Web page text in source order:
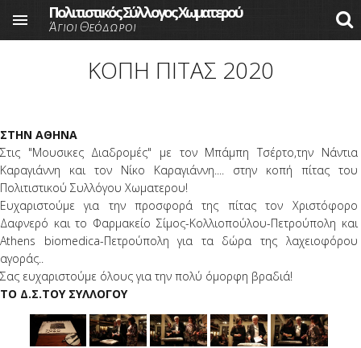
 Πολιτιστικός Σύλλογος Χωματερού
Άγιοι Θεόδωροι
ΚΟΠΗ ΠΙΤΑΣ 2020
ΣΤΗΝ ΑΘΗΝΑ
Στις "Μουσικες Διαδρομές" με τον Μπάμπη Τσέρτο,την Νάντια
Καραγιάννη και τον Νίκο Καραγιάννη.... στην κοπή πίτας του
Πολιτιστικού Συλλόγου Χωματερου!
Ευχαριστούμε για την προσφορά της πίτας τον Χριστόφορο
Δαφνερό και το Φαρμακείο Σίμος-Κολλιοπούλου-Πετρούπολη και
Αthens biomedica-Πετρούπολη για τα δώρα της λαχειοφόρου
αγοράς..
Σας ευχαριστούμε όλους για την πολύ όμορφη βραδιά!
ΤΟ Δ.Σ.ΤΟΥ ΣΥΛΛΟΓΟΥ